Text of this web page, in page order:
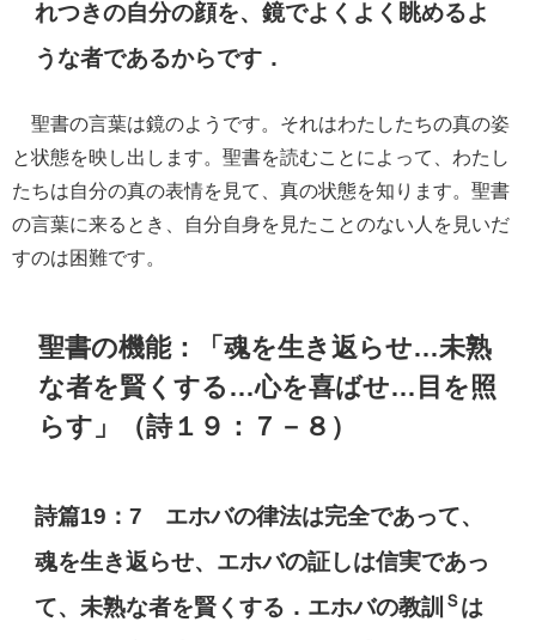
れつきの自分の顔を、鏡でよくよく眺めるよ
うな者であるからです．
聖書の言葉は鏡のようです。それはわたしたちの真の姿
と状態を映し出します。聖書を読むことによって、わたし
たちは自分の真の表情を見て、真の状態を知ります。聖書
の言葉に来るとき、自分自身を見たことのない人を見いだ
すのは困難です。
聖書の機能：「魂を生き返らせ…未熟
な者を賢くする…心を喜ばせ…目を照
らす」（詩１９：７－８）
詩篇19：7 エホバの律法は完全であって、
魂を生き返らせ、エホバの証しは信実であっ
て、未熟な者を賢くする．エホバの教訓
Ｓ は